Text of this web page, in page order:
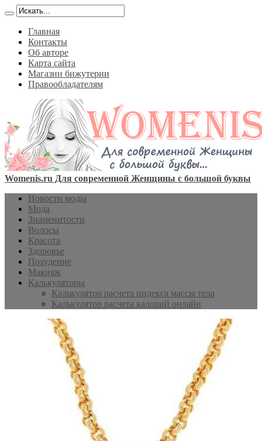
Главная
Контакты
Об авторе
Карта сайта
Магазин бижутерии
Правообладателям
Womenis.ru Для современной Женщины с большой буквы
Новости моды
Мода
Знаменитости
Волосы
Красота
Здоровье
Похудение
Макияж
Калькуляторы
Калькулятор расчета индекса массы тела
Калькулятор расчета калорий онлайн